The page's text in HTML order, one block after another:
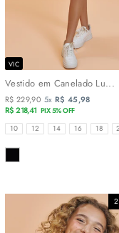
VIC
Vestido em Canelado Lu...
R$ 229,90 5x R$ 45,98
R$ 218,41 PIX 5% OFF
TAMANHOS
10 12 14 16 18
COR